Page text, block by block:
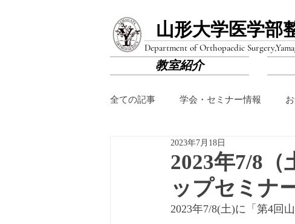
山形大学医学部​
Department of Orthopaedic Surgery,
教室紹介
全ての記事 学会・セミナー情報
2023年7/8
ップセミナ
2023年7月18日
2023年7/8(土)に「第4回